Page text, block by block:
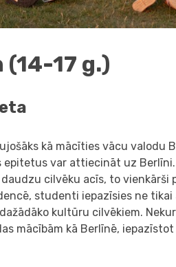
(14-17 g.)
kā mācīties vācu valodu
epitetus var attiecināt uz
cilvēku acīs, to vienkārši
studenti iepazīsies ne
kultūru cilvēkiem.
mācībām kā Berlīnē,